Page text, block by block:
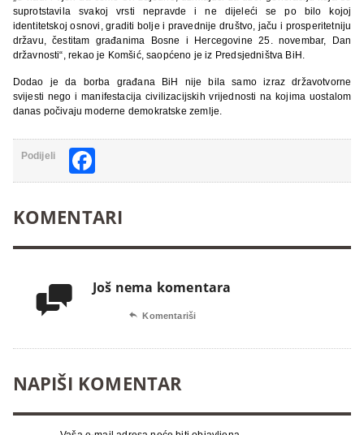
suprotstavila svakoj vrsti nepravde i ne dijeleći se po bilo kojoj
identitetskoj osnovi, graditi bolje i pravednije društvo, jaču i prosperitetniju
državu, čestitam građanima Bosne i Hercegovine 25. novembar, Dan
državnosti“, rekao je Komšić, saopćeno je iz Predsjedništva BiH.
Dodao je da borba građana BiH nije bila samo izraz državotvorne
svijesti nego i manifestacija civilizacijskih vrijednosti na kojima uostalom
danas počivaju moderne demokratske zemlje.
Podijeli
KOMENTARI
 Još nema komentara
 Komentariši
NAPIŠI KOMENTAR